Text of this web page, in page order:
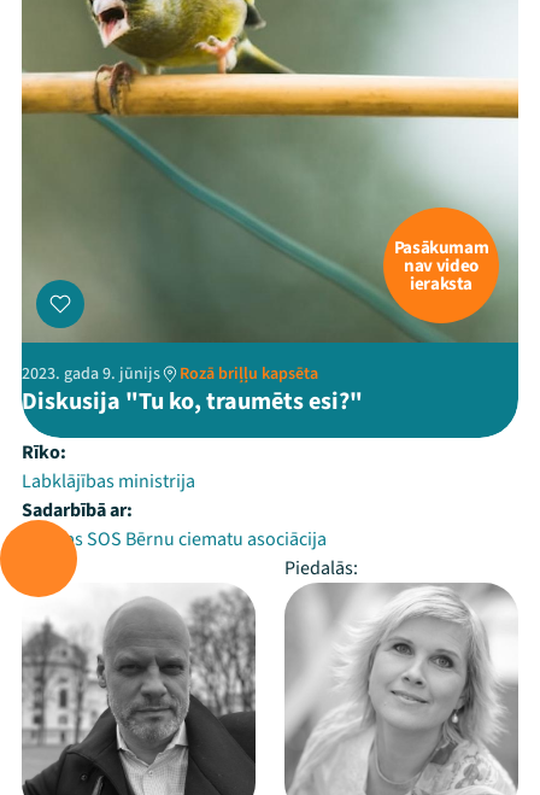
Pasākumam
nav video
ieraksta
2023. gada 9. jūnijs Rozā briļļu kapsēta
Diskusija "Tu ko, traumēts esi?"
Rīko:
Labklājības ministrija
Sadarbībā ar:
Latvijas SOS Bērnu ciematu asociācija
Piedalās: